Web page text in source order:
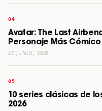
Avatar: The Last
Personaje Más Cómico
27 JUNIO, 2026
10 series clásicas de
2026